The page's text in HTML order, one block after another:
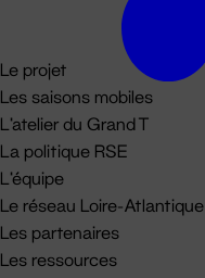
Le projet
Les saisons mobiles
L'atelier du Grand T
La politique RSE
L'équipe
Le réseau Loire-Atlantique
Les partenaires
Les ressources